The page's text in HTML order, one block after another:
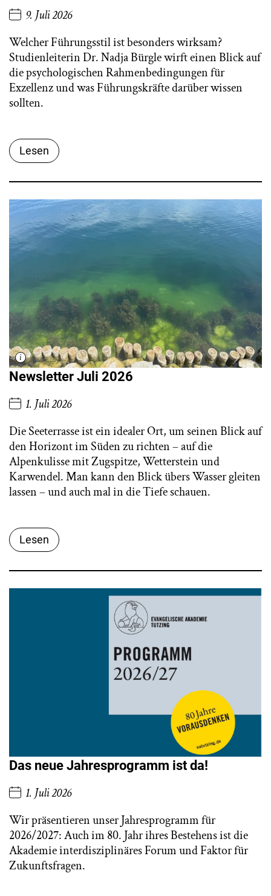
9. Juli 2026
Welcher Führungsstil ist besonders wirksam?
Studienleiterin Dr. Nadja Bürgle wirft einen Blick auf
die psychologischen Rahmenbedingungen für
Exzellenz und was Führungskräfte darüber wissen
sollten.
Lesen
Newsletter Juli 2026
1. Juli 2026
Die Seeterrasse ist ein idealer Ort, um seinen Blick auf
den Horizont im Süden zu richten – auf die
Alpenkulisse mit Zugspitze, Wetterstein und
Karwendel. Man kann den Blick übers Wasser gleiten
lassen – und auch mal in die Tiefe schauen.
Lesen
Das neue Jahresprogramm ist da!
1. Juli 2026
Wir präsentieren unser Jahresprogramm für
2026/2027: Auch im 80. Jahr ihres Bestehens ist die
Akademie interdisziplinäres Forum und Faktor für
Zukunftsfragen.